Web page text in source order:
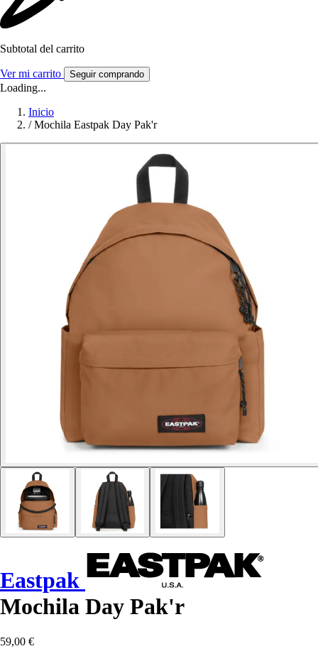
Subtotal del carrito
Ver mi carrito Seguir comprando
Loading...
Inicio
/ Mochila Eastpak Day Pak'r
Eastpak
Mochila Day Pak'r
59,00 €